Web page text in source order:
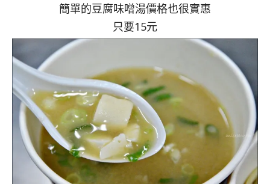
簡單的豆腐味噌湯價格也很實惠
只要15元